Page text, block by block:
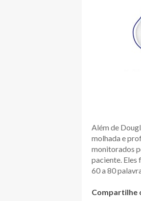
Além de
molhada e
monitorados
paciente. Eles
60 a 80
Compartilhe